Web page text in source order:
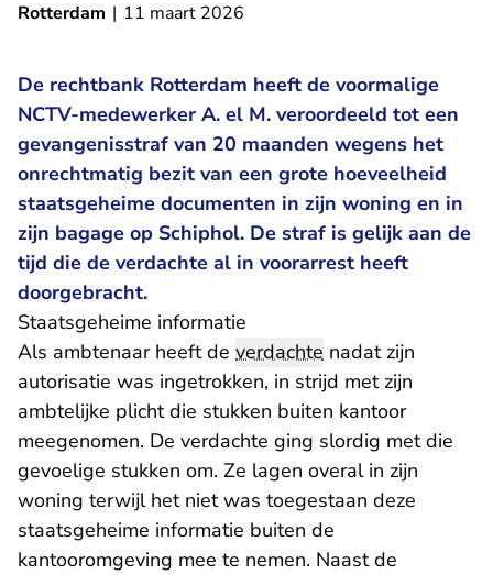
Rotterdam | 11 maart 2026
De rechtbank Rotterdam heeft de voormalige
NCTV-medewerker A. el M. veroordeeld tot een
gevangenisstraf van 20 maanden wegens het
onrechtmatig bezit van een grote hoeveelheid
staatsgeheime documenten in zijn woning en in
zijn bagage op Schiphol. De straf is gelijk aan de
tijd die de verdachte al in voorarrest heeft
doorgebracht.
Staatsgeheime informatie
Als ambtenaar heeft de verdachte nadat zijn
autorisatie was ingetrokken, in strijd met zijn
ambtelijke plicht die stukken buiten kantoor
meegenomen. De verdachte ging slordig met die
gevoelige stukken om. Ze lagen overal in zijn
woning terwijl het niet was toegestaan deze
staatsgeheime informatie buiten de
kantooromgeving mee te nemen. Naast de